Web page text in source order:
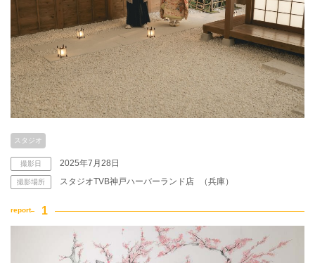
夜景での撮影 ペットと撮影
海での撮影 豊富なドレス
庭園での撮影
豊富なカラードレス
スタジオでの撮影
豊富な色打掛・着物
家族・友人と撮影
チャペルでの撮影
スタジオ
撮影日 2025年7月28日
撮影場所 スタジオTVB神戸ハーバーランド店 （兵庫）